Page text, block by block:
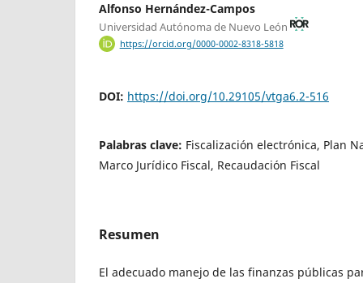
Alfonso Hernández-Campos
Universidad Autónoma de Nuevo León
https://orcid.org/0000-0002-8318-5818
DOI: https://doi.org/10.29105/vtga6.2-516
Palabras clave: Fiscalización electrónica, Plan
Marco Jurídico Fiscal, Recaudación Fiscal
Resumen
El adecuado manejo de las finanzas públicas